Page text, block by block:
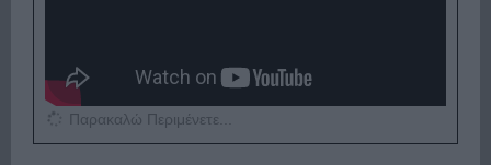
Παρακαλώ Περιμένετε...